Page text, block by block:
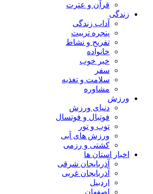
قرآن و عترت
زندگی
آداب زندگی
پنجره تربیت
تفریح و نشاط
خانواده
خبر خوب
سفر
سلامت و تغذیه
مشاوره
ورزش
دنیای ورزش
فوتبال و فوتسال
توپ و تور
ورزش های آبی
کشتی و رزمی
اخبار استان ها
آذربایجان شرقی
آذربایجان غربی
اردبیل
اصفهان